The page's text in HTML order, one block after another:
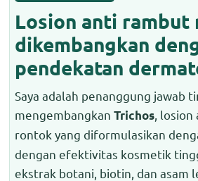
Losion anti rambut
dikembangkan
pendekatan
Saya adalah penanggung jawab
mengembangkan Trichos ,
rontok yang diformulasikan
dengan efektivitas kosmetik
ekstrak botani, biotin, dan asam